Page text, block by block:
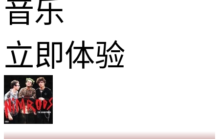
音乐
立即体验